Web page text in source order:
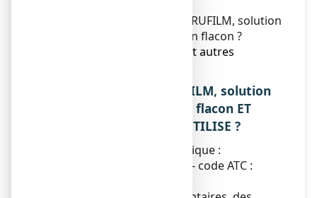
5. Comment conserver VERRUFILM, solution
pour application locale en flacon ?
6. Contenu de l’emballage et autres
1. QU’EST-CE QUE VERRUFILM, solution
pour application locale en flacon ET
DANS QUELS CAS EST-IL UTILISE ?
Classe pharmacothérapeutique :
VERRUCIDES et CORICIDES - code ATC :